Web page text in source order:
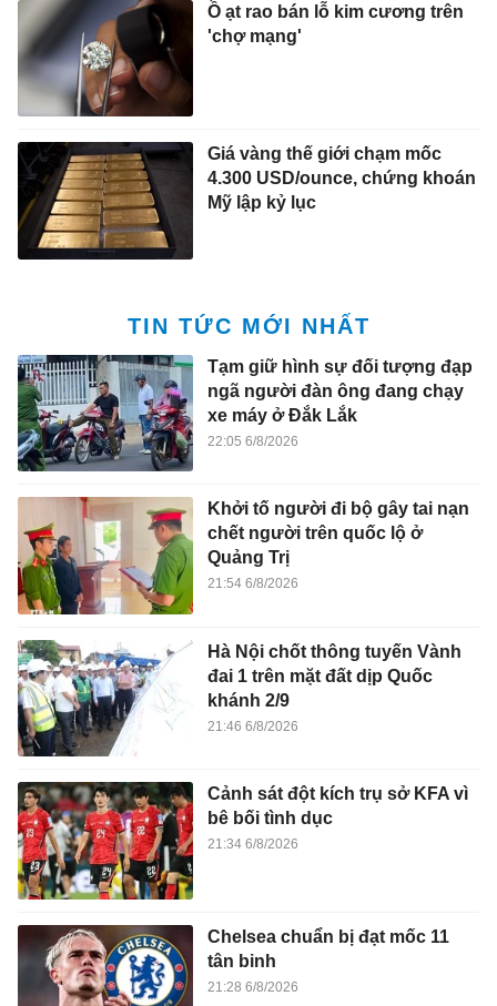
Ồ ạt rao bán lỗ kim cương trên
'chợ mạng'
Giá vàng thế giới chạm mốc
4.300 USD/ounce, chứng khoán
Mỹ lập kỷ lục
TIN TỨC MỚI NHẤT
Tạm giữ hình sự đối tượng đạp
ngã người đàn ông đang chạy
xe máy ở Đắk Lắk
22:05 6/8/2026
Khởi tố người đi bộ gây tai nạn
chết người trên quốc lộ ở
Quảng Trị
21:54 6/8/2026
Hà Nội chốt thông tuyến Vành
đai 1 trên mặt đất dịp Quốc
khánh 2/9
21:46 6/8/2026
Cảnh sát đột kích trụ sở KFA vì
bê bối tình dục
21:34 6/8/2026
Chelsea chuẩn bị đạt mốc 11
tân binh
21:28 6/8/2026